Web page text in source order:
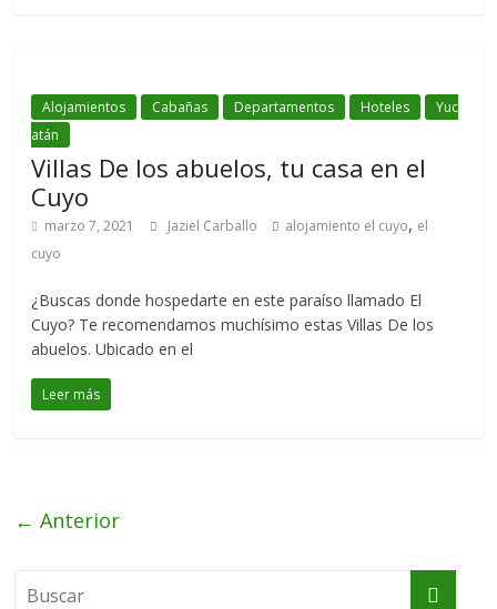
Alojamientos Cabañas Departamentos Hoteles
Yuc
atán
Villas De los abuelos, tu casa en el
Cuyo
marzo 7, 2021 Jaziel Carballo alojamiento el cuyo, el
cuyo
¿Buscas donde hospedarte en este paraíso llamado El
Cuyo? Te recomendamos muchísimo estas Villas De los
abuelos. Ubicado en el
Leer más
← Anterior